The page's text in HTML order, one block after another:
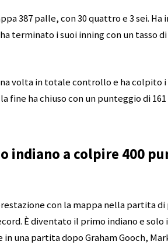
387 palle, con 30 quattro e 3 sei. Ha
terminato i suoi inning con un tasso
volta in totale controllo e ha colpito i
fine ha chiuso con un punteggio di
indiano a colpire 400
con la mappa nella partita di
È diventato il primo indiano e solo
una partita dopo Graham Gooch,